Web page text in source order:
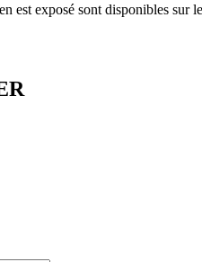
est exposé sont disponibles sur